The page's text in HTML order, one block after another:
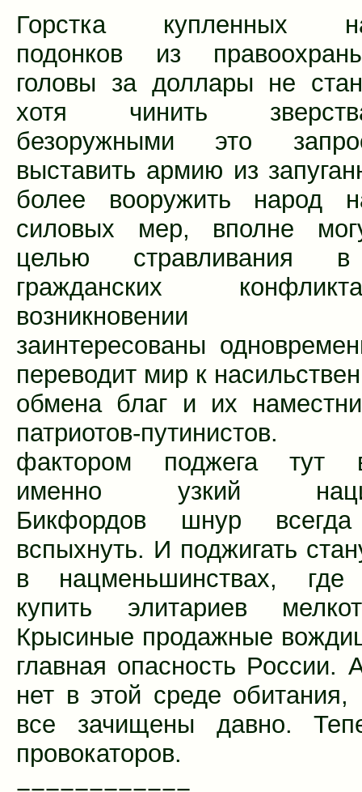
Горстка купленных
подонков из
головы за доллары не
хотя чинить
безоружными это
выставить армию из
более вооружить народ
силовых мер, вполне
целью стравливания
гражданских
возникновении
заинтересованы
переводит мир к
обмена благ и их
патриотов-путинистов.
фактором поджега тут
именно узкий
Бикфордов шнур всегда
вспыхнуть. И поджигать
в нацменьшинствах, где
купить элитариев
Крысиные продажные
главная опасность России.
нет в этой среде
все зачищены давно.
провокаторов.